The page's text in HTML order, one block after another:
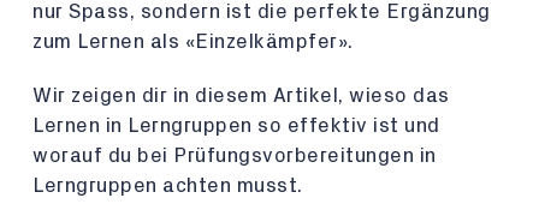
nur Spass, sondern ist die perfekte Ergänzung
zum Lernen als «Einzelkämpfer».
Wir zeigen dir in diesem Artikel, wieso das
Lernen in Lerngruppen so effektiv ist und
worauf du bei Prüfungsvorbereitungen in
Lerngruppen achten musst.